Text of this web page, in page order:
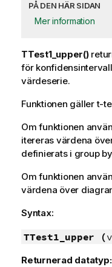
PÅ DEN HÄR SIDAN
Mer information
TTest1_upper()
för
värdeserie.
Funktionen gäller t-
Om funktionen
itereras värdena
definierats i group
Om funktionen
värdena över
Syntax:
TTest1_upper (
Returnerad datatyp: